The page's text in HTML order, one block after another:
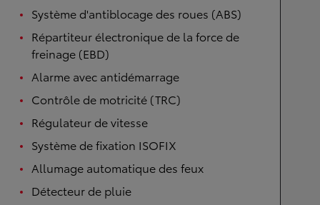
Système d'antiblocage des roues (ABS)
Répartiteur électronique de la force de
freinage (EBD)
Alarme avec antidémarrage
Contrôle de motricité (TRC)
Régulateur de vitesse
Système de fixation ISOFIX
Allumage automatique des feux
Détecteur de pluie